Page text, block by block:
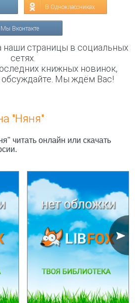
В Одноклассниках
Мы Вконтакте
наши страницы в социальных
сетях.
книжных новинок,
обсуждайте. Мы ждём Вас!
"Няня"
читать онлайн или скачать